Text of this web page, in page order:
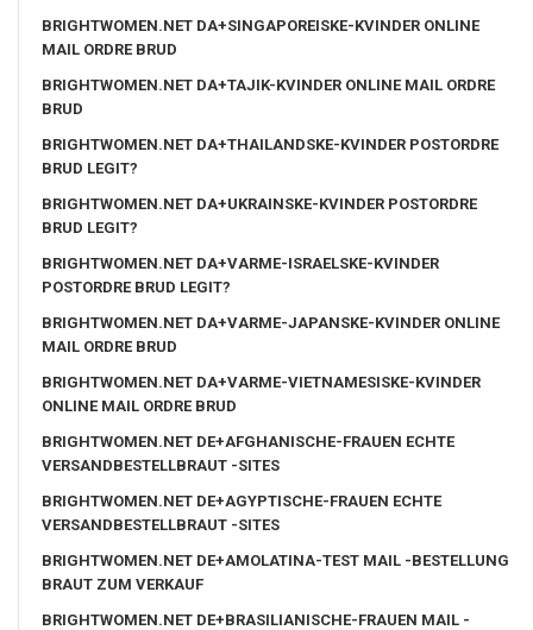
BRIGHTWOMEN.NET DA+SINGAPOREISKE-KVINDER ONLINE
MAIL ORDRE BRUD
BRIGHTWOMEN.NET DA+TAJIK-KVINDER ONLINE MAIL ORDRE
BRUD
BRIGHTWOMEN.NET DA+THAILANDSKE-KVINDER POSTORDRE
BRUD LEGIT?
BRIGHTWOMEN.NET DA+UKRAINSKE-KVINDER POSTORDRE
BRUD LEGIT?
BRIGHTWOMEN.NET DA+VARME-ISRAELSKE-KVINDER
POSTORDRE BRUD LEGIT?
BRIGHTWOMEN.NET DA+VARME-JAPANSKE-KVINDER ONLINE
MAIL ORDRE BRUD
BRIGHTWOMEN.NET DA+VARME-VIETNAMESISKE-KVINDER
ONLINE MAIL ORDRE BRUD
BRIGHTWOMEN.NET DE+AFGHANISCHE-FRAUEN ECHTE
VERSANDBESTELLBRAUT -SITES
BRIGHTWOMEN.NET DE+AGYPTISCHE-FRAUEN ECHTE
VERSANDBESTELLBRAUT -SITES
BRIGHTWOMEN.NET DE+AMOLATINA-TEST MAIL -BESTELLUNG
BRAUT ZUM VERKAUF
BRIGHTWOMEN.NET DE+BRASILIANISCHE-FRAUEN MAIL -